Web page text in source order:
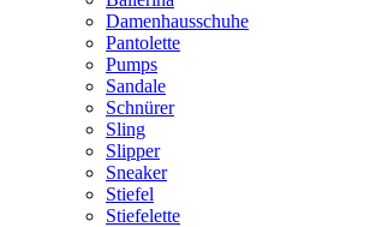
Damenhausschuhe
Pantolette
Pumps
Sandale
Schnürer
Sling
Slipper
Sneaker
Stiefel
Stiefelette